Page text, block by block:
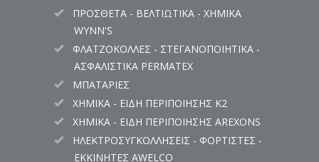
ΠΡΟΣΘΕΤΑ - ΒΕΛΤΙΩΤΙΚΑ - ΧΗΜΙΚΑ
WYNN'S
ΦΛΑΤΖΟΚΟΛΛΕΣ - ΣΤΕΓΑΝΟΠΟΙΗΤΙΚΑ -
ΑΣΦΑΛΙΣΤΙΚΑ PERMATEX
ΜΠΑΤΑΡΙΕΣ
ΧΗΜΙΚΑ - ΕΙΔΗ ΠΕΡΙΠΟΙΗΣΗΣ K2
ΧΗΜΙΚΑ - ΕΙΔΗ ΠΕΡΙΠΟΙΗΣΗΣ AREXONS
ΗΛΕΚΤΡΟΣΥΓΚΟΛΛΗΣΕΙΣ - ΦΟΡΤΙΣΤΕΣ -
ΕΚΚΙΝΗΤΕΣ AWELCO